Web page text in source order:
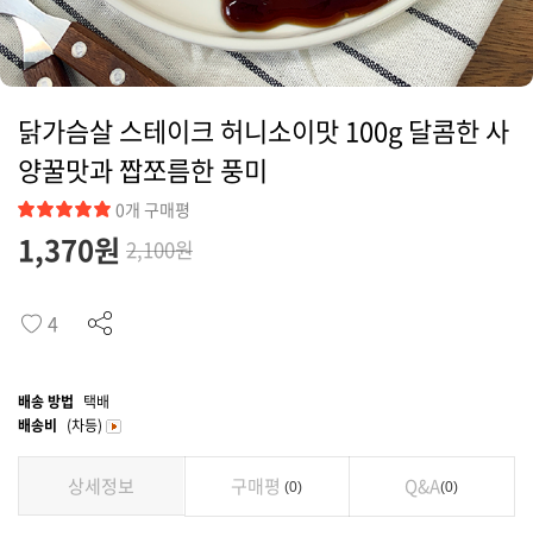
닭가슴살 스테이크 허니소이맛 100g 달콤한 사
양꿀맛과 짭쪼름한 풍미
0개 구매평
1,370원 2,100원
4
배송 방법 택배
배송비 (차등)
상세정보 구매평 0 Q&A 0